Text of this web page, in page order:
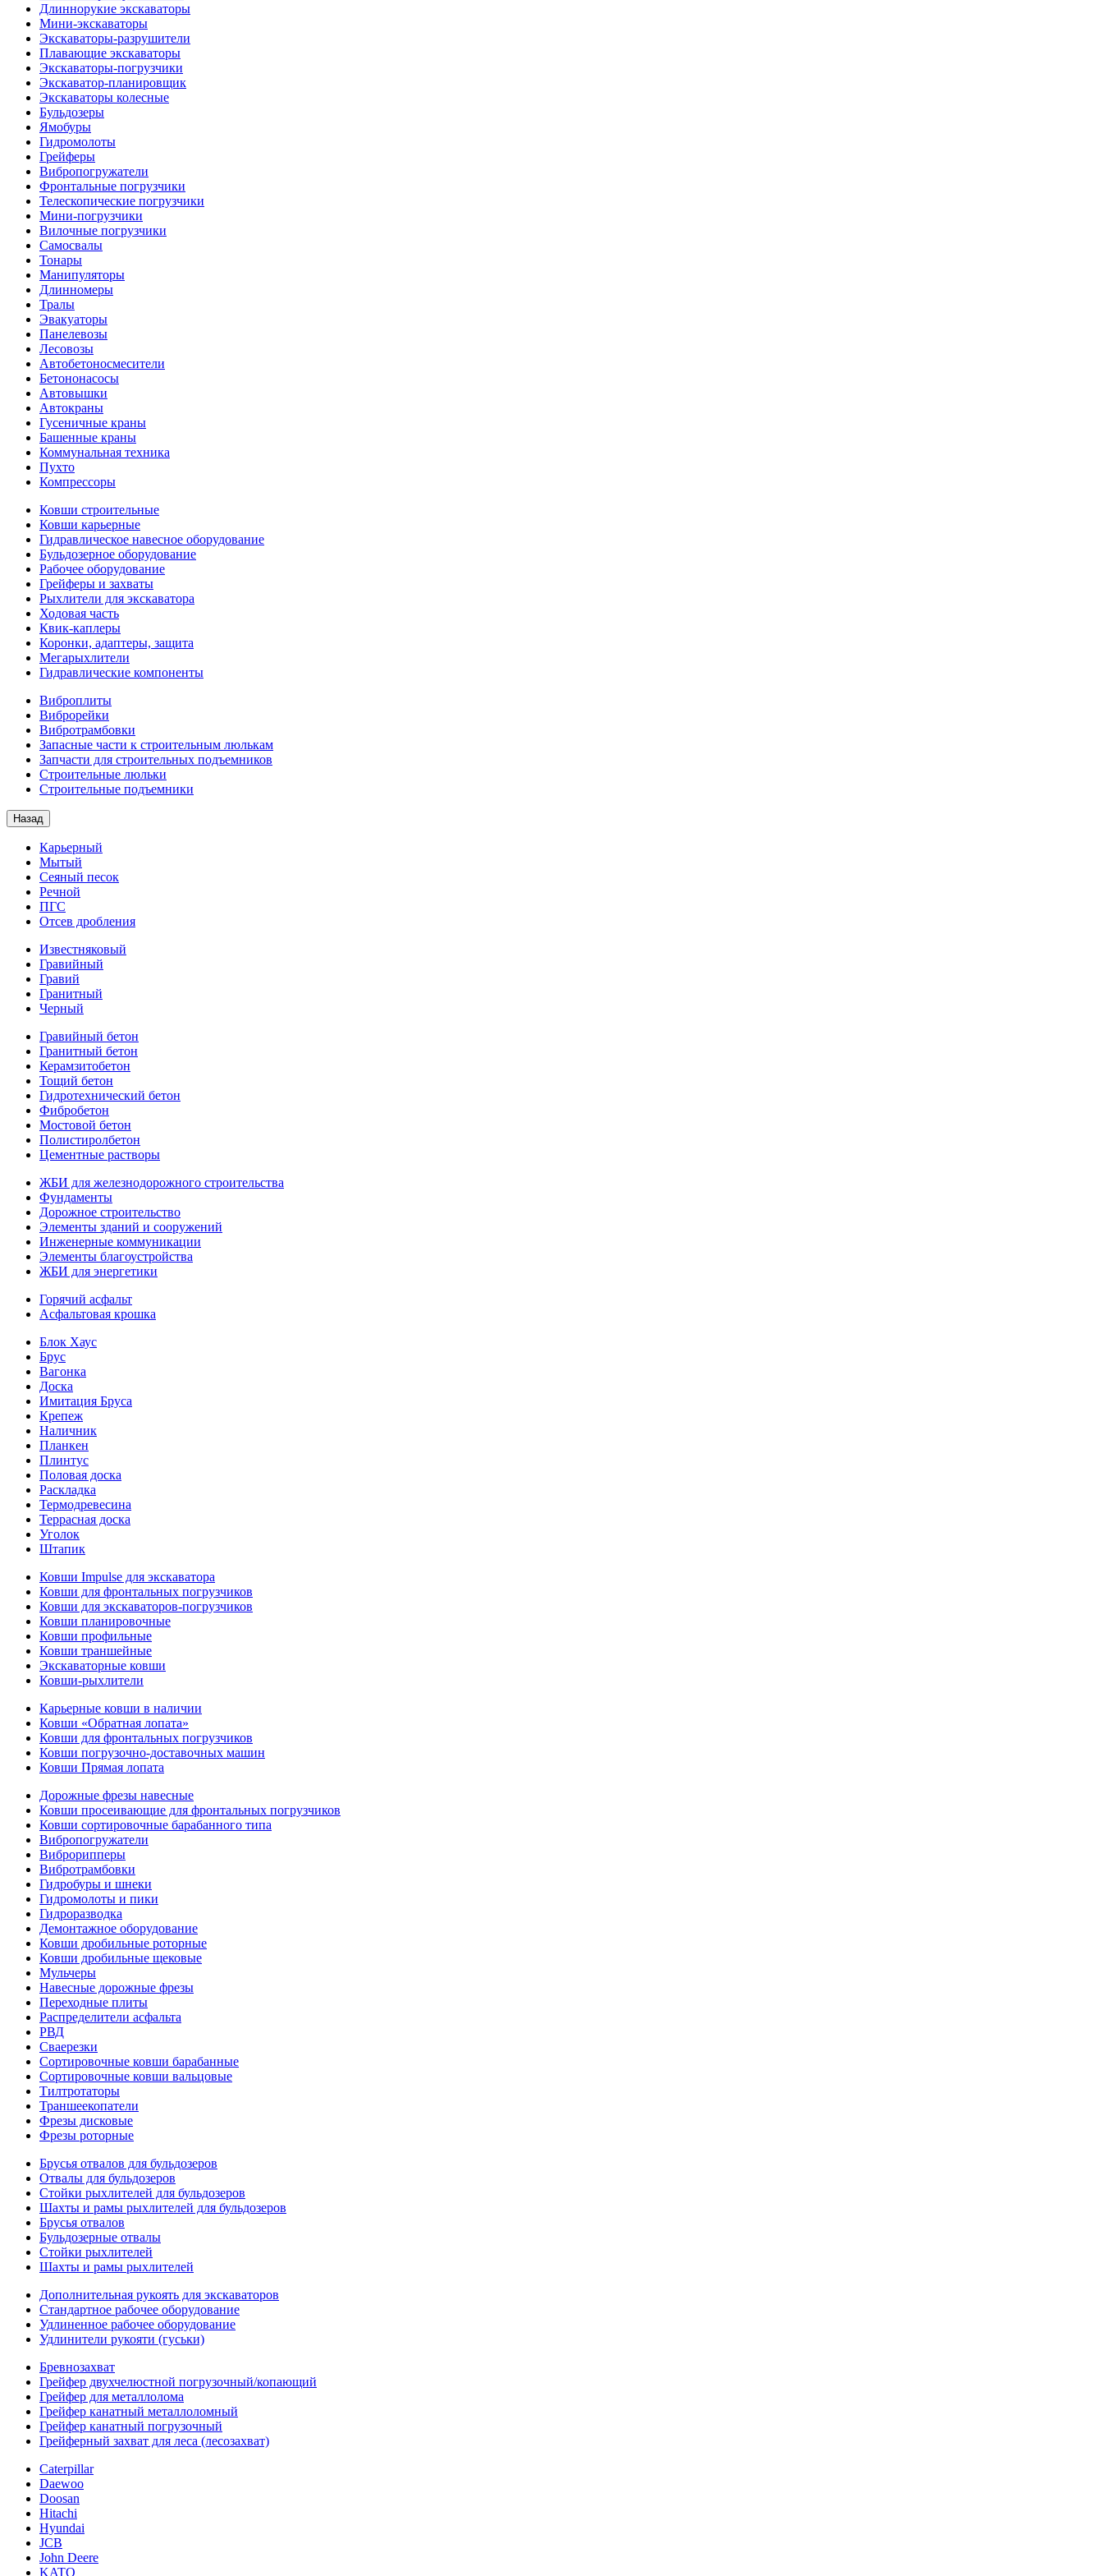
Длиннорукие экскаваторы
Мини-экскаваторы
Экскаваторы-разрушители
Плавающие экскаваторы
Экскаваторы-погрузчики
Экскаватор-планировщик
Экскаваторы колесные
Бульдозеры
Ямобуры
Гидромолоты
Грейферы
Вибро­погружатели
Фронтальные погрузчики
Телескопические погрузчики
Мини-погрузчики
Вилочные погрузчики
Самосвалы
Тонары
Манипуляторы
Длинномеры
Тралы
Эвакуаторы
Панелевозы
Лесовозы
Автобетоно­смесители
Бетононасосы
Автовышки
Автокраны
Гусеничные краны
Башенные краны
Коммунальная техника
Пухто
Компрессоры
Ковши строительные
Ковши карьерные
Гидравлическое навесное оборудование
Бульдозерное оборудование
Рабочее оборудование
Грейферы и захваты
Рыхлители для экскаватора
Ходовая часть
Квик-каплеры
Коронки, адаптеры, защита
Мегарыхлители
Гидравлические компоненты
Виброплиты
Виброрейки
Вибротрамбовки
Запасные части к строительным люлькам
Запчасти для строительных подъемников
Строительные люльки
Строительные подъемники
Назад
Карьерный
Мытый
Сеяный песок
Речной
ПГС
Отсев дробления
Известняковый
Гравийный
Гравий
Гранитный
Черный
Гравийный бетон
Гранитный бетон
Керамзитобетон
Тощий бетон
Гидротехнический бетон
Фибробетон
Мостовой бетон
Полистиролбетон
Цементные растворы
ЖБИ для железнодорожного строительства
Фундаменты
Дорожное строительство
Элементы зданий и сооружений
Инженерные коммуникации
Элементы благоустройства
ЖБИ для энергетики
Горячий асфальт
Асфальтовая крошка
Блок Хаус
Брус
Вагонка
Доска
Имитация Бруса
Крепеж
Наличник
Планкен
Плинтус
Половая доска
Раскладка
Термодревесина
Террасная доска
Уголок
Штапик
Ковши Impulse для экскаватора
Ковши для фронтальных погрузчиков
Ковши для экскаваторов-погрузчиков
Ковши планировочные
Ковши профильные
Ковши траншейные
Экскаваторные ковши
Ковши-рыхлители
Карьерные ковши в наличии
Ковши «Обратная лопата»
Ковши для фронтальных погрузчиков
Ковши погрузочно-доставочных машин
Ковши Прямая лопата
Дорожные фрезы навесные
Ковши просеивающие для фронтальных погрузчиков
Ковши сортировочные барабанного типа
Вибропогружатели
Виброрипперы
Вибротрамбовки
Гидробуры и шнеки
Гидромолоты и пики
Гидроразводка
Демонтажное оборудование
Ковши дробильные роторные
Ковши дробильные щековые
Мульчеры
Навесные дорожные фрезы
Переходные плиты
Распределители асфальта
РВД
Сваерезки
Сортировочные ковши барабанные
Сортировочные ковши вальцовые
Тилтротаторы
Траншеекопатели
Фрезы дисковые
Фрезы роторные
Брусья отвалов для бульдозеров
Отвалы для бульдозеров
Стойки рыхлителей для бульдозеров
Шахты и рамы рыхлителей для бульдозеров
Брусья отвалов
Бульдозерные отвалы
Стойки рыхлителей
Шахты и рамы рыхлителей
Дополнительная рукоять для экскаваторов
Стандартное рабочее оборудование
Удлиненное рабочее оборудование
Удлинители рукояти (гуськи)
Бревнозахват
Грейфер двухчелюстной погрузочный/копающий
Грейфер для металлолома
Грейфер канатный металлоломный
Грейфер канатный погрузочный
Грейферный захват для леса (лесозахват)
Caterpillar
Daewoo
Doosan
Hitachi
Hyundai
JCB
John Deere
KATO